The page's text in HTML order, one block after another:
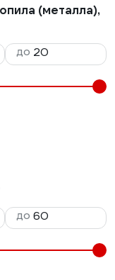
(металла),
до
до